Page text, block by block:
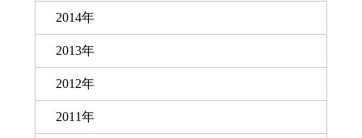
2014年
2013年
2012年
2011年